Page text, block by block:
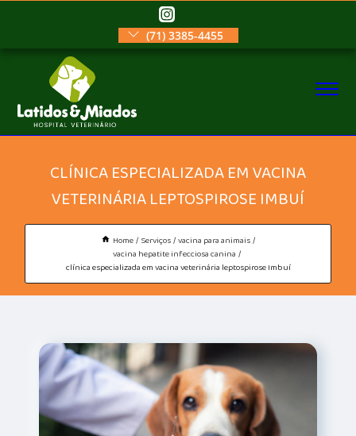
(71) 3385-4455
CLÍNICA ESPECIALIZADA EM VACINA
VETERINÁRIA LEPTOSPIROSE IMBUÍ
Home Serviços vacina para animais
vacina hepatite infecciosa canina
clínica especializada em vacina veterinária leptospirose Imbuí